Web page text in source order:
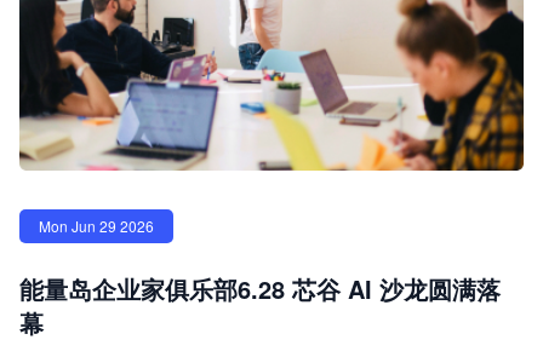
Mon Jun 29 2026
能量岛企业家俱乐部6.28 芯谷 AI 沙龙圆满落
幕